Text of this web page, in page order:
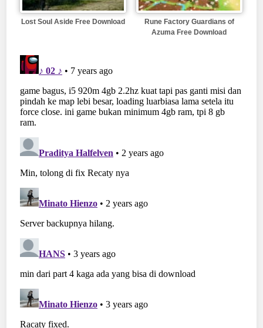
Lost Soul Aside Free Download
Rune Factory Guardians of
Azuma Free Download